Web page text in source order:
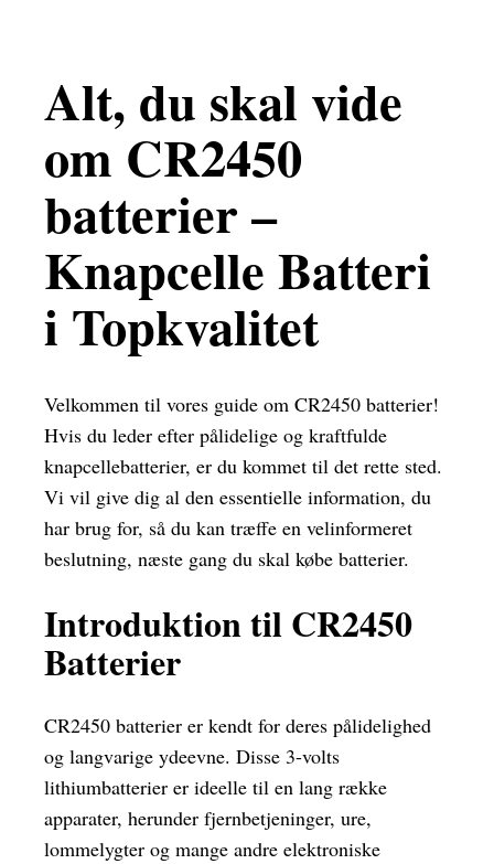
Alt, du skal vide
om CR2450
batterier –
Knapcelle Batteri
i Topkvalitet
Velkommen til vores guide om CR2450 batterier!
Hvis du leder efter pålidelige og kraftfulde
knapcellebatterier, er du kommet til det rette sted.
Vi vil give dig al den essentielle information, du
har brug for, så du kan træffe en velinformeret
beslutning, næste gang du skal købe batterier.
Introduktion til CR2450
Batterier
CR2450 batterier er kendt for deres pålidelighed
og langvarige ydeevne. Disse 3-volts
lithiumbatterier er ideelle til en lang række
apparater, herunder fjernbetjeninger, ure,
lommelygter og mange andre elektroniske